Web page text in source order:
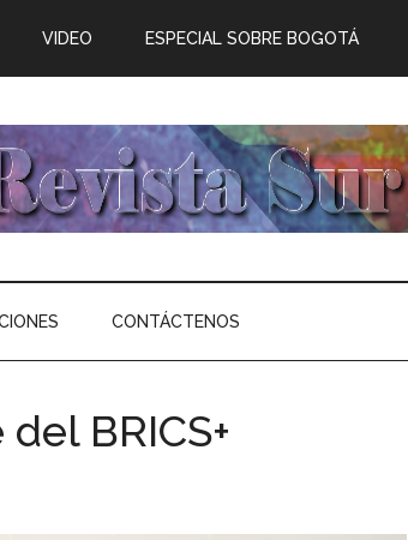
VIDEO ESPECIAL SOBRE BOGOTÁ
CONTÁCTENOS
BRICS+